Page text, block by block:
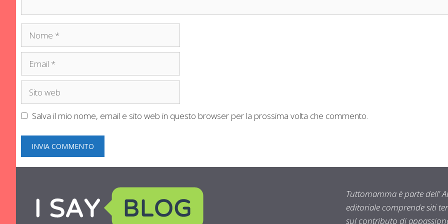
Nome
Email
Sito
Salva il mio nome, email e sito web in questo browser per la prossima volta che commento.
Tuttomamma è parte dell'
editoriale comprende siti
sul contributo di